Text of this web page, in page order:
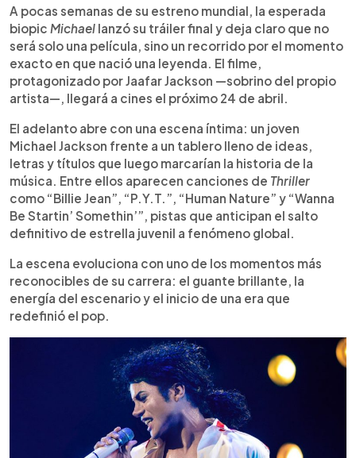
Escuchar artículo
La película Michael, biopic sobre Michael Jackson,
estrenó su tráiler final a pocas semanas de su
llegada a cines el 24 de abril. El adelanto muestra
el proceso creativo detrás de Thriller y el ascenso
del artista como figura global, interpretado por su
sobrino Jaafar Jackson. También repasa
momentos clave como su etapa con The Jackson
5, la grabación de Off the Wall junto a Quincy Jones
y su icónica presentación en Motown 25. Dirigida
por Antoine Fuqua y con un elenco destacado, la
cinta tendrá funciones anticipadas el 22 de abril
en formatos premium.
A pocas semanas de su estreno mundial, la esperada
biopic Michael lanzó su tráiler final y deja claro que no
será solo una película, sino un recorrido por el momento
exacto en que nació una leyenda. El filme,
protagonizado por Jaafar Jackson —sobrino del propio
artista—, llegará a cines el próximo 24 de abril.
El adelanto abre con una escena íntima: un joven
Michael Jackson frente a un tablero lleno de ideas,
letras y títulos que luego marcarían la historia de la
música. Entre ellos aparecen canciones de Thriller
como “Billie Jean”, “P.Y.T.”, “Human Nature” y “Wanna
Be Startin’ Somethin’”, pistas que anticipan el salto
definitivo de estrella juvenil a fenómeno global.
La escena evoluciona con uno de los momentos más
reconocibles de su carrera: el guante brillante, la
energía del escenario y el inicio de una era que
redefinió el pop.